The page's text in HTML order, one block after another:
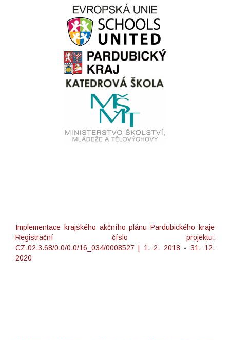
Implementace krajského akčního plánu Pardubického kraje
Registrační číslo projektu:
CZ.02.3.68/0.0/0.0/16_034/0008527 | 1. 2. 2018 - 31. 12.
2020